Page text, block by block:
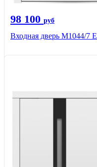
98 100 руб
Входная дверь М1044/7 Е